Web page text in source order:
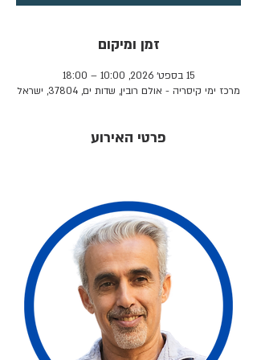
זמן ומיקום
15 בספט׳ 2026, 10:00 – 18:00
מרכז ימי קיסריה - אולם רובין, שדות ים, 37804, ישראל
פרטי האירוע